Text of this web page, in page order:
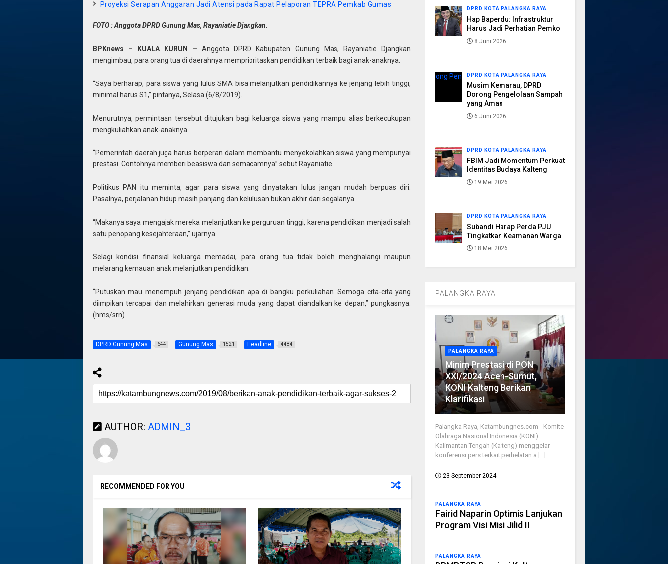
Proyeksi Serapan Anggaran Jadi Atensi pada Rapat Pelaporan TEPRA Pemkab Gumas
FOTO : Anggota DPRD Gunung Mas, Rayaniatie Djangkan.
BPKnews – KUALA KURUN – Anggota DPRD Kabupaten Gunung Mas, Rayaniatie Djangkan
mengimbau, para orang tua di daerahnya memprioritaskan pendidikan terbaik bagi anak-anaknya.
“Saya berharap, para siswa yang lulus SMA bisa melanjutkan pendidikannya ke jenjang lebih tinggi,
minimal harus S1,” pintanya, Selasa (6/8/2019).
Menurutnya, permintaan tersebut ditujukan bagi keluarga siswa yang mampu alias berkecukupan
mengkuliahkan anak-anaknya.
“Pemerintah daerah juga harus berperan dalam membantu menyekolahkan siswa yang mempunyai
prestasi. Contohnya memberi beasiswa dan semacamnya” sebut Rayaniatie.
Politikus PAN itu meminta, agar para siswa yang dinyatakan lulus jangan mudah berpuas diri.
Pasalnya, perjalanan hidup masih panjang dan kelulusan bukan akhir dari segalanya.
“Makanya saya mengajak mereka melanjutkan ke perguruan tinggi, karena pendidikan menjadi salah
satu penopang kesejahteraan,” ujarnya.
Selagi kondisi finansial keluarga memadai, para orang tua tidak boleh menghalangi maupun
melarang kemauan anak melanjutkan pendidikan.
“Putuskan mau menempuh jenjang pendidikan apa di bangku perkuliahan. Semoga cita-cita yang
diimpikan tercapai dan melahirkan generasi muda yang dapat diandalkan ke depan,” pungkasnya.
(hms/srn)
DPRD Gunung Mas 644 Gunung Mas 1521 Headline 4484
AUTHOR: ADMIN_3
RECOMMENDED FOR YOU
DPRD KOTA PALANGKA RAYA
Hap Baperdu: Infrastruktur
Harus Jadi Perhatian Pemko
8 Juni 2026
DPRD KOTA PALANGKA RAYA
Musim Kemarau, DPRD
Dorong Pengelolaan Sampah
yang Aman
6 Juni 2026
DPRD KOTA PALANGKA RAYA
FBIM Jadi Momentum Perkuat
Identitas Budaya Kalteng
19 Mei 2026
DPRD KOTA PALANGKA RAYA
Subandi Harap Perda PJU
Tingkatkan Keamanan Warga
18 Mei 2026
PALANGKA RAYA
PALANGKA RAYA
Minim Prestasi di PON
XXI/2024 Aceh-Sumut,
KONI Kalteng Berikan
Klarifikasi
Palangka Raya, Katambungnes.com - Komite
Olahraga Nasional Indonesia (KONI)
Kalimantan Tengah (Kalteng) menggelar
konferensi pers terkait perhelatan a [...]
23 September 2024
PALANGKA RAYA
Fairid Naparin Optimis Lanjukan
Program Visi Misi Jilid II
PALANGKA RAYA